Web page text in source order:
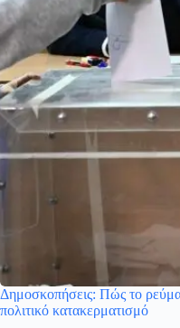
Δημοσκοπήσεις: Πώς το
πολιτικό κατακερματισμό